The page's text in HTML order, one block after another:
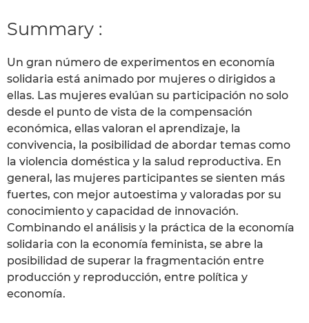
Summary :
Un gran número de experimentos en economía
solidaria está animado por mujeres o dirigidos a
ellas. Las mujeres evalúan su participación no solo
desde el punto de vista de la compensación
económica, ellas valoran el aprendizaje, la
convivencia, la posibilidad de abordar temas como
la violencia doméstica y la salud reproductiva. En
general, las mujeres participantes se sienten más
fuertes, con mejor autoestima y valoradas por su
conocimiento y capacidad de innovación.
Combinando el análisis y la práctica de la economía
solidaria con la economía feminista, se abre la
posibilidad de superar la fragmentación entre
producción y reproducción, entre política y
economía.